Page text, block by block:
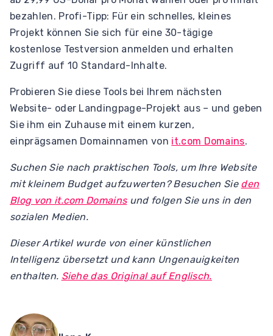
bezahlen. Profi-Tipp: Für ein schnelles, kleines
Projekt können Sie sich für eine 30-tägige
kostenlose Testversion anmelden und erhalten
Zugriff auf 10 Standard-Inhalte.
Probieren Sie diese Tools bei Ihrem nächsten
Website- oder Landingpage-Projekt aus – und geben
Sie ihm ein Zuhause mit einem kurzen,
einprägsamen Domainnamen von it.com Domains.
Suchen Sie nach praktischen Tools, um Ihre Website
mit kleinem Budget aufzuwerten? Besuchen Sie den
Blog von it.com Domainsund folgen Sie uns in den
sozialen Medien.
Dieser Artikel wurde von einer künstlichen
Intelligenz übersetzt und kann Ungenauigkeiten
enthalten. Siehe das Original auf Englisch.